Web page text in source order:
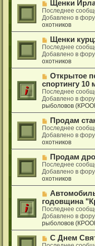
н
и
е
о
о
б
щ
е
н
и
е
Н
о
в
о
е
с
о
о
б
щ
е
н
и
е
Щенки
Последнее
Добавлено в
охотников
Н
о
в
о
е
с
о
о
б
щ
е
н
и
е
Щенки
Последнее
Добавлено в
охотников
Н
о
в
о
е
с
о
о
б
щ
е
н
и
е
Открытое
спортингу 10
Последнее
Добавлено в
рыболовов
Н
о
в
о
е
с
о
о
б
щ
е
н
и
е
Продам
Последнее
Добавлено в
охотников
Н
о
в
о
е
с
о
о
б
щ
е
н
и
Продам
Последнее
Добавлено в
охотников
Н
о
в
о
е
с
о
о
годовщина
Последнее
Добавлено в
рыболовов
Н
о
С Днем